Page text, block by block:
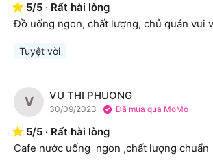
5/5 · Rất hài lòng
Đồ uống ngon, chất lượng, chủ quán vui
Tuyệt vời
V VU THI PHUONG
30/09/2023 Đã mua qua MoMo
5/5 · Rất hài lòng
Cafe nước uống  ngon ,chất lượng chuẩn